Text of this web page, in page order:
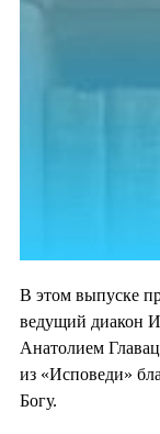
В этом выпуске
ведущий диакон
Анатолием
из «Исповеди»
Богу.